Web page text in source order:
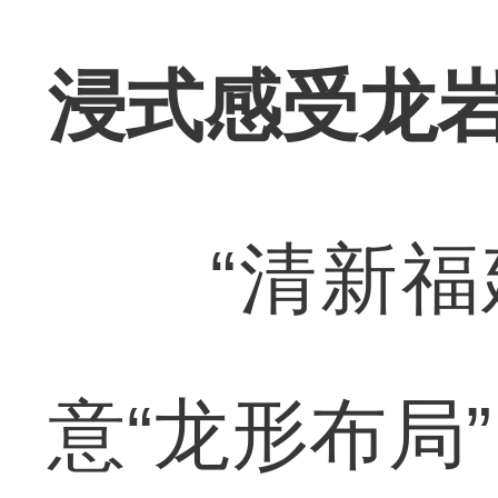
浸式感受龙
“清新福
意“龙形布